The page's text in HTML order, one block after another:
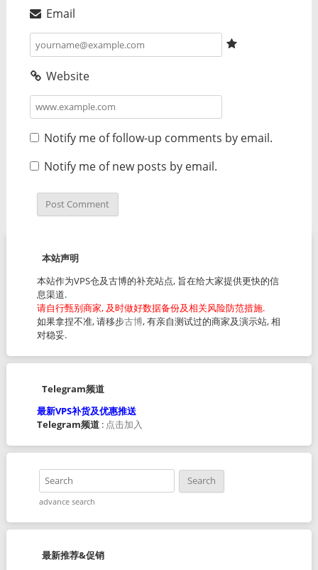
Email
Website
Notify me of follow-up comments by email.
Notify me of new posts by email.
本站声明
本站作为VPS仓及古博的补充站点, 旨在给大家提供更快的信
息渠道.
请自行甄别商家, 及时做好数据备份及相关风险防范措施.
如果拿捏不准, 请移步古博, 有亲自测试过的商家及演示站, 相
对稳妥.
Telegram频道
最新VPS补货及优惠推送
Telegram频道: 点击加入
advance search
最新推荐&促销